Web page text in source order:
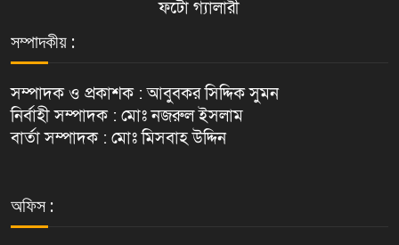
ফটো গ্যালারী
সম্পাদকীয় :
সম্পাদক ও প্রকাশক : আবুবকর সিদ্দিক সুমন
নির্বাহী সম্পাদক : মোঃ নজরুল ইসলাম
বার্তা সম্পাদক : মোঃ মিসবাহ উদ্দিন
অফিস :